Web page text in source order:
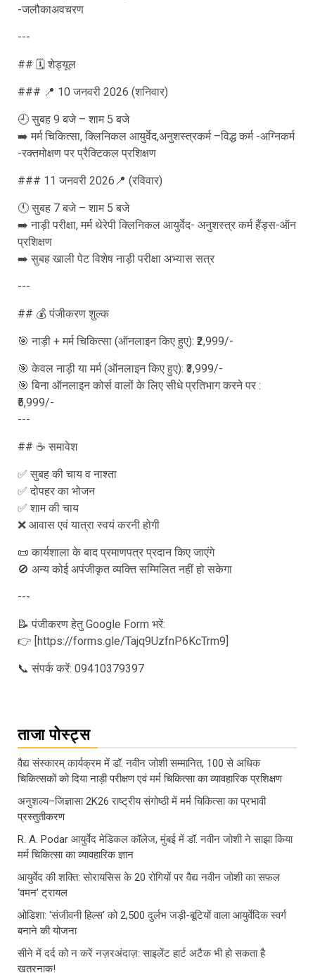
-जलौकाअवचरण
---
## 🗓️ शेड्यूल
### 📍 10 जनवरी 2026 (शनिवार)
🕘 सुबह 9 बजे – शाम 5 बजे
➡️ मर्म चिकित्सा, क्लिनिकल आयुर्वेद,अनुशस्त्रकर्म –विद्ध कर्म -अग्निकर्म
-रक्तमोक्षण पर प्रैक्टिकल प्रशिक्षण
### 11 जनवरी 2026📍 (रविवार)
🕚 सुबह 7 बजे – शाम 5 बजे
➡️ नाड़ी परीक्षा, मर्म थेरेपी क्लिनिकल आयुर्वेद- अनुशस्त्र कर्म हैंड्स-ऑन
प्रशिक्षण
➡️ सुबह खाली पेट विशेष नाड़ी परीक्षा अभ्यास सत्र
---
## 💰 पंजीकरण शुल्क
🎯 नाड़ी + मर्म चिकित्सा (ऑनलाइन किए हुए): ₹2,999/-
🎯 केवल नाड़ी या मर्म (ऑनलाइन किए हुए): ₹3,999/-
🎯 बिना ऑनलाइन कोर्स वालों के लिए सीधे प्रतिभाग करने पर :
₹5,999/-
---
## ☕ समावेश
✅ सुबह की चाय व नाश्ता
✅ दोपहर का भोजन
✅ शाम की चाय
❌ आवास एवं यात्रा स्वयं करनी होगी
📜 कार्यशाला के बाद प्रमाणपत्र प्रदान किए जाएंगे
🚫 अन्य कोई अपंजीकृत व्यक्ति सम्मिलित नहीं हो सकेगा
---
📝 पंजीकरण हेतु Google Form भरें:
👉 [https://forms.gle/Tajq9UzfnP6KcTrm9]
📞 संपर्क करें: 09410379397
ताजा पोस्ट्स
वैद्य संस्कारम् कार्यक्रम में डॉ. नवीन जोशी सम्मानित, 100 से अधिक
चिकित्सकों को दिया नाड़ी परीक्षण एवं मर्म चिकित्सा का व्यावहारिक प्रशिक्षण
अनुशल्य–जिज्ञासा 2K26 राष्ट्रीय संगोष्ठी में मर्म चिकित्सा का प्रभावी
प्रस्तुतीकरण
R. A. Podar आयुर्वेद मेडिकल कॉलेज, मुंबई में डॉ. नवीन जोशी ने साझा किया
मर्म चिकित्सा का व्यावहारिक ज्ञान
आयुर्वेद की शक्ति: सोरायसिस के 20 रोगियों पर वैद्य नवीन जोशी का सफल
‘वमन’ ट्रायल
ओडिशा: ‘संजीवनी हिल्स’ को 2,500 दुर्लभ जड़ी-बूटियों वाला आयुर्वेदिक स्वर्ग
बनाने की योजना
सीने में दर्द को न करें नज़रअंदाज़: साइलेंट हार्ट अटैक भी हो सकता है
खतरनाक!